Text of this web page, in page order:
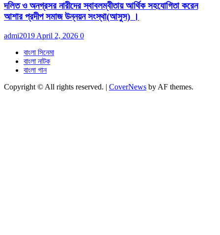
দলিত ও অনগ্রসর নারীদের স্বাবলম্বীতায় আর্থিক সহযোগিতা করেন
আশার প্রদীপ সমাজ উন্নয়ন সংস্থা(আসুস) ।
admi2019 April 2, 2026 0
বাংলা সিনেমা
বাংলা নাটক
বাংলা গান
Copyright © All rights reserved. | CoverNews by AF themes.